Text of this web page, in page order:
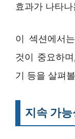
효과가 나타
이 섹션에서
것이 중요하
기 등을 살펴
지속 가